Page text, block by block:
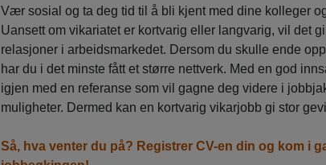
Vær sosial og ta deg tid til å bli kjent med dine kolleger
Uansett om vikariatet er kortvarig eller langvarig, vil det
relasjoner i arbeidsmarkedet. Dersom du skulle ende
har du i det minste fått et større nettverk. Med en god
igjen med en referanse som vil gagne deg videre i
muligheter. Dermed kan en kortvarig vikarjobb gi stor
Så, hva venter du på? Registrer CV-en din og kom i